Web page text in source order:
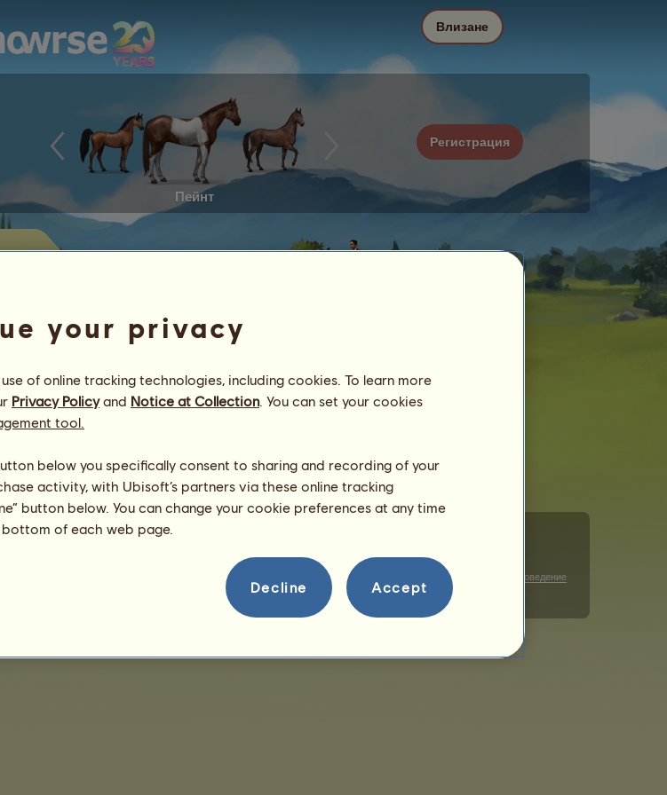
Пейнт
Регистрация
Влизане
Постижения
Умения/Генетика
Предмети Дата Цена
продажби за показване
Юридически детайли Управление на бисквитки Правила за поведение
your privacy
of online tracking technologies, including cookies. To learn more
Privacy Policyand Notice at Collection. You can set your cookies
tool.
below you specifically consent to sharing and recording of your
activity, with Ubisoft’s partners via these online tracking
button below. You can change your cookie preferences at any time
bottom of each web page.
Decline Accept